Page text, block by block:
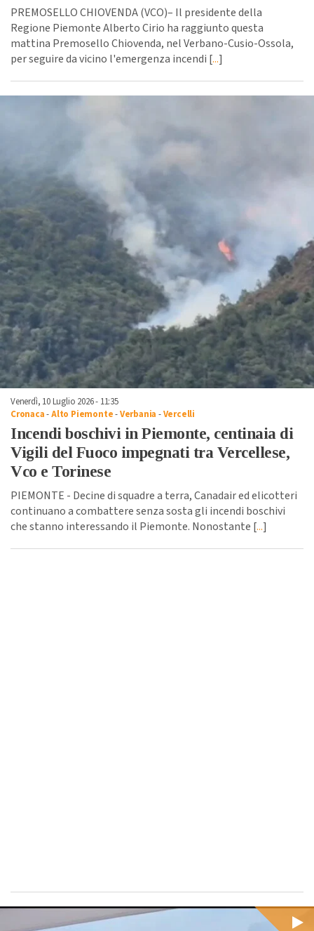
PREMOSELLO CHIOVENDA (VCO)– Il presidente della
Regione Piemonte Alberto Cirio ha raggiunto questa
mattina Premosello Chiovenda, nel Verbano-Cusio-Ossola,
per seguire da vicino l'emergenza incendi [...]
Venerdì, 10 Luglio 2026 - 11:35
Cronaca-Alto Piemonte-Verbania -Vercelli
Incendi boschivi in Piemonte, centinaia di
Vigili del Fuoco impegnati tra Vercellese,
Vco e Torinese
PIEMONTE - Decine di squadre a terra, Canadair ed elicotteri
continuano a combattere senza sosta gli incendi boschivi
che stanno interessando il Piemonte. Nonostante [...]